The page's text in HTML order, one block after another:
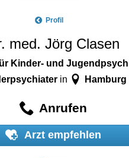
Profil
med. Jörg Clasen
Kinder- und
in Hamburg
Anrufen
Arzt empfehlen